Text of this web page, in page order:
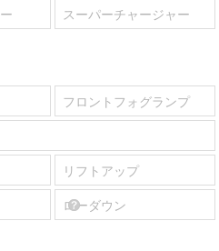
スーパーチャージャー
フロントフォグランプ
リフトアップ
ローダウン